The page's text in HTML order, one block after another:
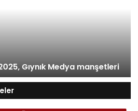
Perşembe 2025, Gıynık Medya